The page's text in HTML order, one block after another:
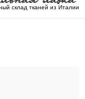
склад тканей из Италии